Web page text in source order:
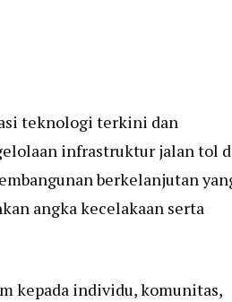
teknologi terkini dan
infrastruktur jalan tol
berkelanjutan
angka kecelakaan serta
kepada individu, komunitas,